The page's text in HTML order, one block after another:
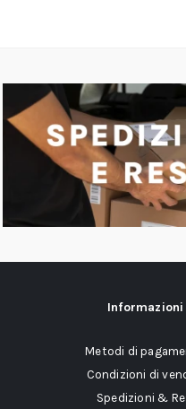
Informazioni
Metodi di
Condizioni di
Spedizioni &